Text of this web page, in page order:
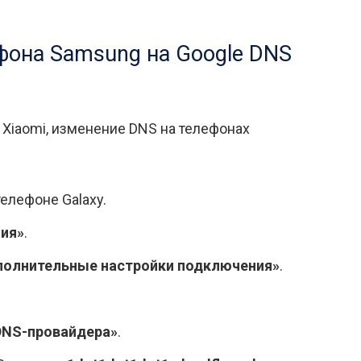
Samsung на Google DNS
изменение DNS на телефонах
Galaxy.
.
настройки подключения».
провайдера».